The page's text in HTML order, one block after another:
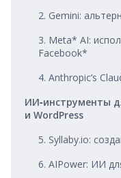
2. Gemini:
3. Meta* AI:
Facebook*
4. Anthropic’s
ИИ‑инструменты
и WordPress
5. Syllaby.io:
6. AIPower: ИИ